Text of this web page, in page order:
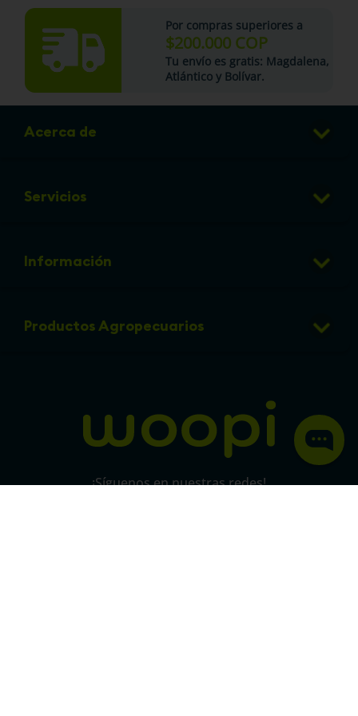
Por compras superiores a
$200.000 COP
Tu envío es gratis: Magdalena,
Atlántico y Bolívar.
Acerca de
Club de Puntos
Preguntas frecuentes
Linea de transparencia
Servicios
Veterinaria
Eventos
Información
info@micorral.com
Productos Agropecuarios
¡Síguenos en nuestras redes!